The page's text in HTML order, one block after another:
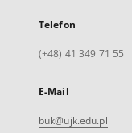
Telefon
(+48) 41 349 71 55
E-Mail
buk@ujk.edu.pl